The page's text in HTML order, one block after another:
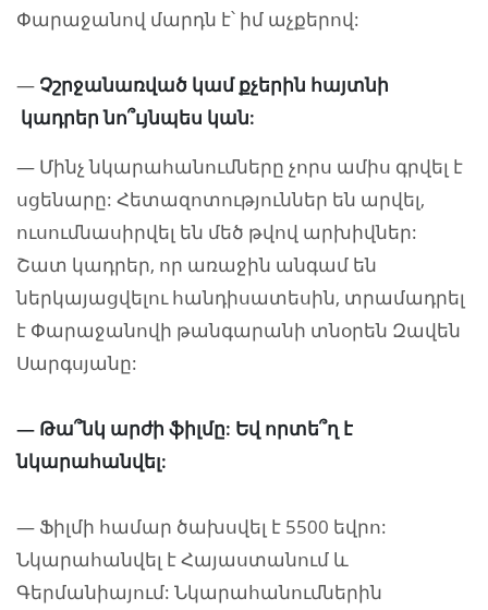
Փարաջանով մարդն է՝ իմ աչքերով:
— Չշրջանառված կամ քչերին հայտնի
կադրեր նո՞ւյնպես կան:
— Մինչ նկարահանումները չորս ամիս գրվել է
սցենարը: Հետազոտություններ են արվել,
ուսումնասիրվել են մեծ թվով արխիվներ:
Շատ կադրեր, որ առաջին անգամ են
ներկայացվելու հանդիսատեսին, տրամադրել
է Փարաջանովի թանգարանի տնօրեն Զավեն
Սարգսյանը:
— Թա՞նկ արժի ֆիլմը: Եվ որտե՞ղ է
նկարահանվել:
— Ֆիլմի համար ծախսվել է 5500 եվրո:
Նկարահանվել է Հայաստանում և
Գերմանիայում: Նկարահանումներին